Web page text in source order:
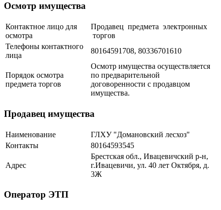
Осмотр имущества
Контактное лицо для
осмотра
Продавец предмета электронных
торгов
Телефоны контактного
лица
80164591708, 80336701610
Порядок осмотра
предмета торгов
Осмотр имущества осуществляется
по предварительной
договоренности с продавцом
имущества.
Продавец имущества
Наименование
ГЛХУ "Домановский лесхоз"
Контакты
80164593545
Адрес
Брестская обл., Ивацевичский р-н,
г.Ивацевичи, ул. 40 лет Октября, д.
3Ж
Оператор ЭТП